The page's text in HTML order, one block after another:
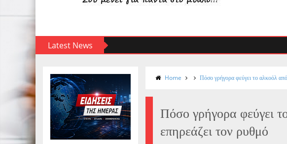
Latest News
Home Πόσο γρήγορα φεύγει το αλκοόλ
Πόσο γρήγορα φεύγει
επηρεάζει τον ρυθμό